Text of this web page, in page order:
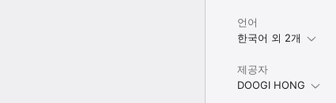
언어
한국어 외 2개
제공자
DOOGI HONG